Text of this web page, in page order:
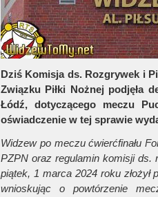
Dziś Komisja ds. Rozgrywek i
Związku Piłki Nożnej podjęła
Łódź, dotyczącego meczu
oświadczenie w tej sprawie
Widzew po meczu ćwierćfinału
PZPN oraz regulamin komisji ds.
piątek, 1 marca 2024 roku złożył
wnioskując o powtórzenie